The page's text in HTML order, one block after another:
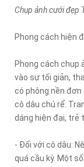
Chụp ảnh cưới đẹp
Phong cách hiện
Phong cách chụp
vào sự tối giản,
có phông nền
cô dâu chú rể.
dáng hiện đại, trẻ
- Đối với cô dâu:
quá cầu kỳ. Một